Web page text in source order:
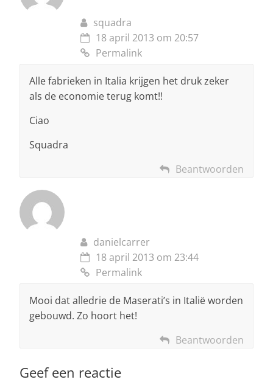
squadra
18 april 2013 om 20:57
Permalink
Alle fabrieken in Italia krijgen het druk zeker
als de economie terug komt!!
Ciao
Squadra
Beantwoorden
danielcarrer
18 april 2013 om 23:44
Permalink
Mooi dat alledrie de Maserati’s in Italië worden
gebouwd. Zo hoort het!
Beantwoorden
Geef een reactie